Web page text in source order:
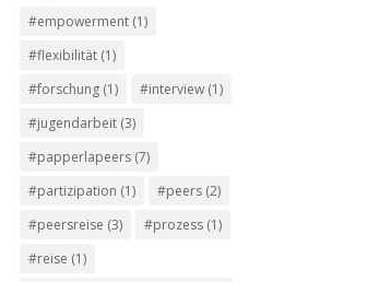
#empowerment (1)
#flexibilität (1)
#forschung (1) #interview (1)
#jugendarbeit (3)
#papperlapeers (7)
#partizipation (1) #peers (2)
#peersreise (3) #prozess (1)
#reise (1)